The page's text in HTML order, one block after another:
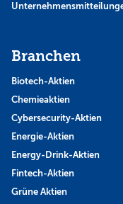
Branchen
Biotech-Aktien
Chemieaktien
Cybersecurity-Aktien
Energie-Aktien
Energy-Drink-Aktien
Fintech-Aktien
Grüne Aktien